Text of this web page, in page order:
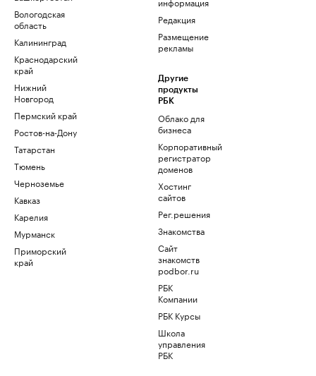
Вологодская
область
Калининград
Краснодарский
край
Нижний
Новгород
Пермский край
Ростов-на-Дону
Татарстан
Тюмень
Черноземье
Кавказ
Карелия
Мурманск
Приморский
край
Редакция
Размещение
рекламы
Другие
продукты
РБК
Облако для
бизнеса
Корпоративный
регистратор
доменов
Хостинг
сайтов
Рег.решения
Знакомства
Сайт
знакомств
podbor.ru
РБК
Компании
РБК Курсы
Школа
управления
РБК